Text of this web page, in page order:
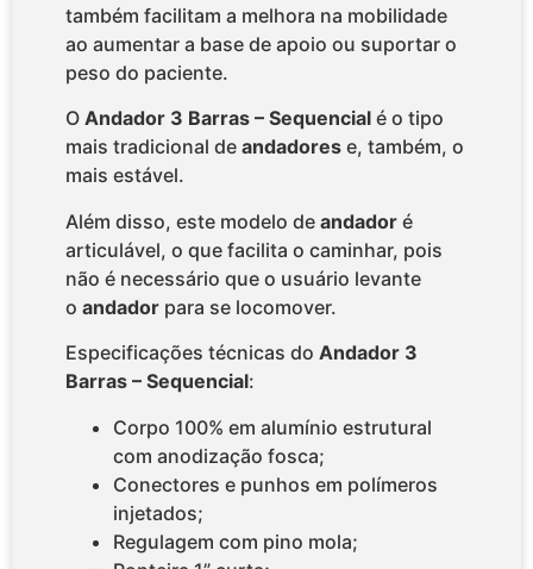
também facilitam a melhora na mobilidade
ao aumentar a base de apoio ou suportar o
peso do paciente.
O Andador 3 Barras – Sequencial é o tipo
mais tradicional de andadores e, também, o
mais estável.
Além disso, este modelo de andador é
articulável, o que facilita o caminhar, pois
não é necessário que o usuário levante
o andador para se locomover.
Especificações técnicas do Andador 3
Barras – Sequencial:
Corpo 100% em alumínio estrutural
com anodização fosca;
Conectores e punhos em polímeros
injetados;
Regulagem com pino mola;